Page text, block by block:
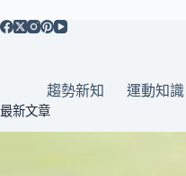
趨勢新知 運動知識
最新文章